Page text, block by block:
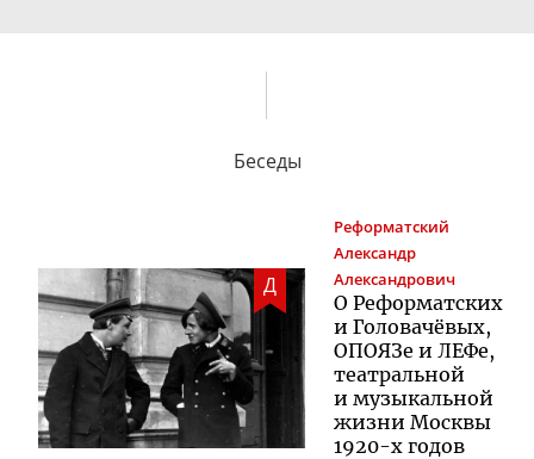
Беседы
Д
Реформатский
Александр
Александрович
О Реформатских
и Головачёвых,
ОПОЯЗе и ЛЕФе,
театральной
и музыкальной
жизни Москвы
1920-х годов